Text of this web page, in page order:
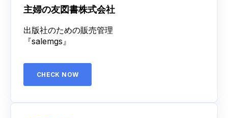
主婦の友図書株式会社
出版社のための販売管理
『salemgs』
CHECK NOW